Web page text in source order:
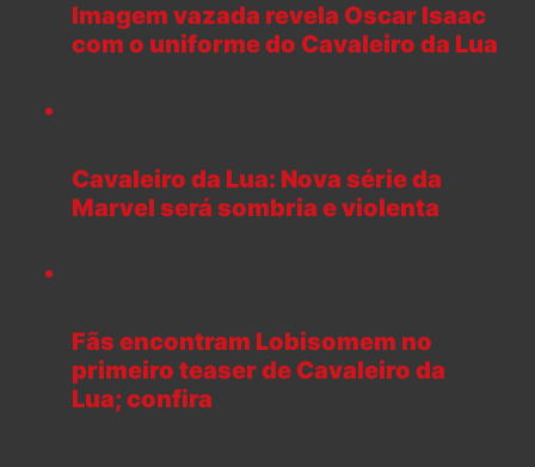
Imagem vazada revela Oscar Isaac
com o uniforme do Cavaleiro da Lua
Cavaleiro da Lua: Nova série da
Marvel será sombria e violenta
Fãs encontram Lobisomem no
primeiro teaser de Cavaleiro da
Lua; confira